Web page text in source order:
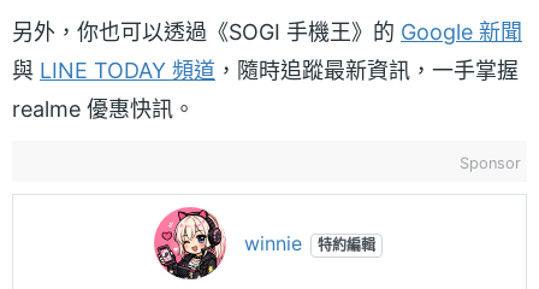
另外，你也可以透過《SOGI 手機王》的 Google 新聞
與 LINE TODAY 頻道 ，隨時追蹤最新資訊，一手掌握
realme 優惠快訊。
Sponsor
winnie 特約編輯